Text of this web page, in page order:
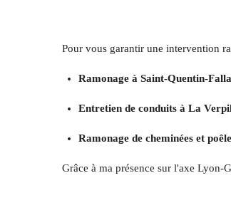
Pour vous garantir une intervention
Ramonage à Saint-Quentin-
Entretien de conduits à La
Ramonage de cheminées et
Grâce à ma présence sur l'axe